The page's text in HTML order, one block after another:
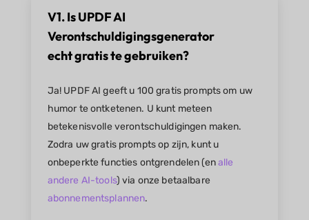
V1. Is UPDF AI
Verontschuldigingsgenerator
echt gratis te gebruiken?
Ja! UPDF AI geeft u 100 gratis prompts om uw
humor te ontketenen. U kunt meteen
betekenisvolle verontschuldigingen maken.
Zodra uw gratis prompts op zijn, kunt u
onbeperkte functies ontgrendelen (enalle
andere AI-tools) via onze betaalbare
abonnementsplannen.